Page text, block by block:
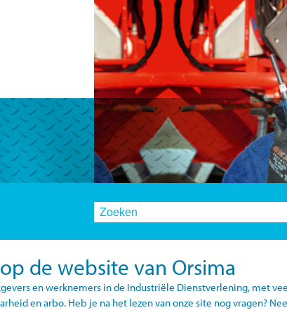
de website van Orsima
en werknemers in de Industriële Dienstverlening, met
en arbo. Heb je na het lezen van onze site nog vragen?